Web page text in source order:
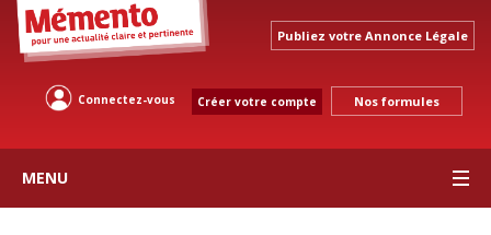
Publiez votre Annonce Légale
Connectez-vous Créer votre compte Nos formules
MENU